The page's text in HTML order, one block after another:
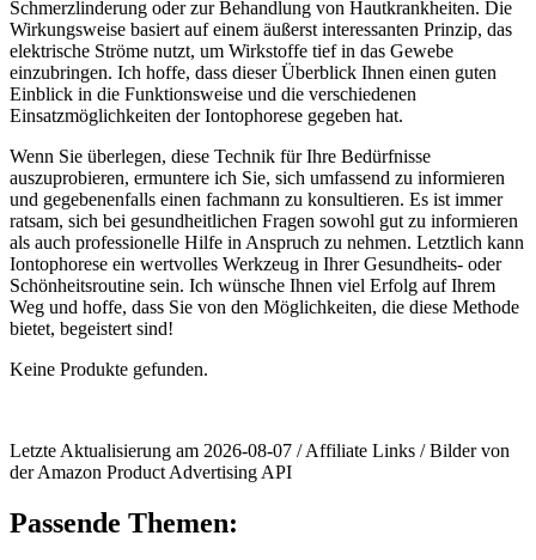
Schmerzlinderung oder zur Behandlung von Hautkrankheiten. Die
Wirkungsweise basiert auf ‌einem⁤ äußerst interessanten Prinzip,​ das
elektrische‌ Ströme ‌nutzt, um Wirkstoffe tief in das ​Gewebe
‍einzubringen. Ich⁢ hoffe, dass dieser Überblick⁢ Ihnen ‍einen guten
Einblick in die Funktionsweise und ⁤die verschiedenen‍
Einsatzmöglichkeiten der Iontophorese⁤ gegeben hat.
Wenn Sie überlegen, diese Technik für Ihre Bedürfnisse
auszuprobieren, ermuntere‌ ich Sie, sich ⁢umfassend zu informieren
und gegebenenfalls⁣ einen fachmann zu konsultieren. Es ist ‍immer
ratsam, sich bei gesundheitlichen Fragen sowohl gut zu​ informieren
als auch professionelle Hilfe‍ in Anspruch zu nehmen. Letztlich kann
Iontophorese ein ‍wertvolles Werkzeug in Ihrer Gesundheits- oder
Schönheitsroutine sein. Ich wünsche Ihnen viel Erfolg auf Ihrem
‍Weg und hoffe, dass ⁣Sie von den Möglichkeiten, die diese Methode
bietet, begeistert sind!
Keine Produkte gefunden.
Letzte Aktualisierung am 2026-08-07 / Affiliate Links / Bilder von
der Amazon Product Advertising API
Passende Themen: